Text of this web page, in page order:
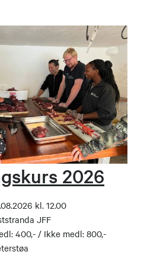
2026
kl. 12.00
JFF
400,- / Ikke medl: 800,-